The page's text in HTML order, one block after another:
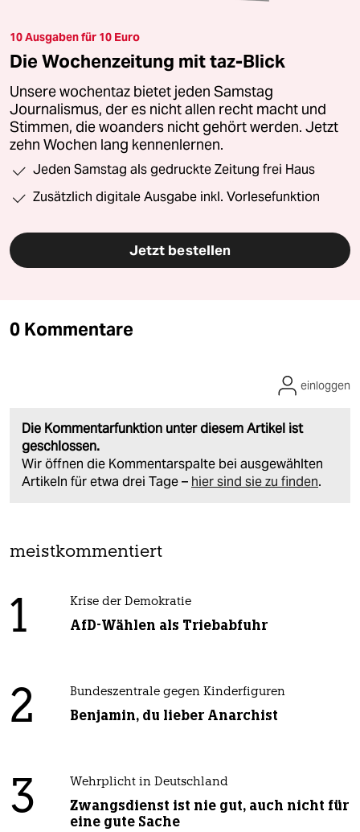
10 Ausgaben für 10 Euro
Die Wochenzeitung mit taz-Blick
Unsere wochentaz bietet jeden Samstag
Journalismus, der es nicht allen recht macht und
Stimmen, die woanders nicht gehört werden. Jetzt
zehn Wochen lang kennenlernen.
Jeden Samstag als gedruckte Zeitung frei Haus
Zusätzlich digitale Ausgabe inkl. Vorlesefunktion
Jetzt bestellen
0 Kommentare
Die Kommentarfunktion unter diesem Artikel ist
geschlossen.
Wir öffnen die Kommentarspalte bei ausgewählten
Artikeln für etwa drei Tage – hier sind sie zu finden.
einloggen
meistkommentiert
1 Krise der Demokratie
AfD-Wählen als Triebabfuhr
2 Bundeszentrale gegen Kinderfiguren
Benjamin, du lieber Anarchist
3 Wehrplicht in Deutschland
Zwangsdienst ist nie gut, auch nicht für
eine gute Sache